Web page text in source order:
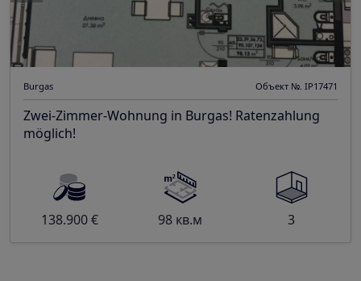
Burgas Объект №. IP17471
Zwei-Zimmer-Wohnung in Burgas! Ratenzahlung
möglich!
138.900 € 98 кв.м 3